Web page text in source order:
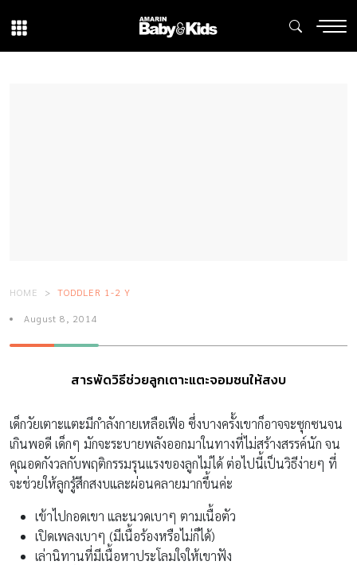
HOME TODDLER 1-2 Y
August 8, 2014
สารพัดวิธีช่วยลูกเตาะแตะจอมซนให้สงบ
เด็กวัยเตาะแตะมีกำลังกายเหลือเฟือ ซึ่งบางครั้งเขาก็อาจจะซุกซนจน
เกินพอดี เด็กๆ มักจะระบายพลังออกมาในทางที่ไม่สร้างสรรค์นัก จน
คุณอดกังวลกับพฤติกรรมรุนแรงของลูกไม่ได้ ต่อไปนี้เป็นวิธีง่ายๆ ที่
จะช่วยให้ลูกรู้สึกสงบและผ่อนคลายมากขึ้นค่ะ
เข้าไปกอดเขา และนวดเบาๆ ตามเนื้อตัว
เปิดเพลงเบาๆ (มีเนื้อร้องหรือไม่ก็ได้)
เล่านิทานที่มีเนื้อหาประโลมใจให้เขาฟัง